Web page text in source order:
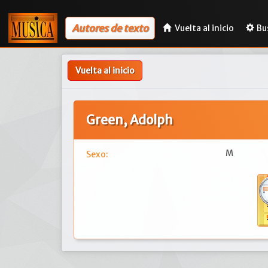
Autores de texto Vuelta al inicio
Vuelta al inicio
Green, Adolph
Sexo: M